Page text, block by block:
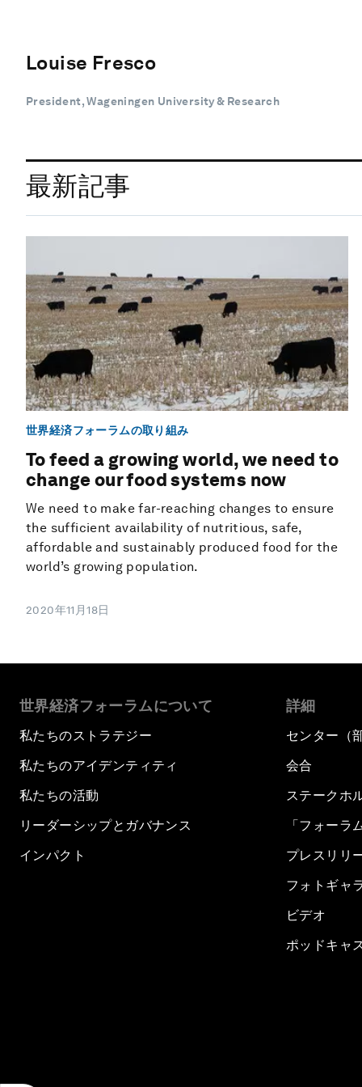
Louise Fresco
President, Wageningen University & Research
最新記事
世界経済フォーラムの取り組み
To feed a growing world, we need to
change our food systems now
We need to make far-reaching changes to ensure
the sufficient availability of nutritious, safe,
affordable and sustainably produced food for the
world’s growing population.
2020年11月18日
世界経済フォーラムについて
私たちのストラテジー
私たちのアイデンティティ
私たちの活動
リーダーシップとガバナンス
インパクト
詳細
センター（
会合
ステークホ
「フォーラ
プレスリリ
フォトギャ
ビデオ
ポッドキャ